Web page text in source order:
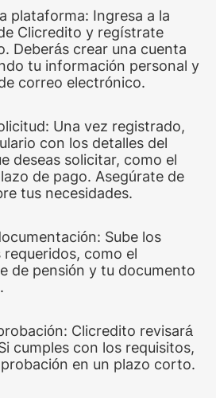
plataforma: Ingresa a la
Clicredito y regístrate
Deberás crear una cuenta
tu información personal y
correo electrónico.
Una vez registrado,
con los detalles del
deseas solicitar, como el
de pago. Asegúrate de
tus necesidades.
Sube los
como el
de pensión y tu documento
Clicredito revisará
cumples con los requisitos,
en un plazo corto.